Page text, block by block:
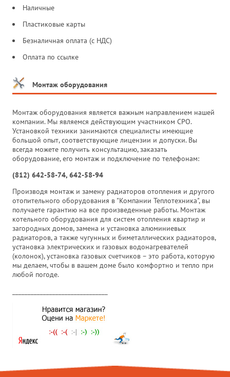
Наличные
Пластиковые карты
Безналичная оплата (с НДС)
Оплата по ссылке
Монтаж оборудования
Монтаж оборудования является важным направлением нашей
компании. Мы являемся действующим участником СРО.
Установкой техники занимаются специалисты имеющие
большой опыт, соответствующие лицензии и допуски. Вы
всегда можете получить консультацию, заказать
оборудование, его монтаж и подключение по телефонам:
(812) 642-58-74, 642-58-94
Производя монтаж и замену радиаторов отопления и другого
отопительного оборудования в "Компании Теплотехника", вы
получаете гарантию на все произведенные работы. Монтаж
котельного оборудования для систем отопления квартир и
загородных домов, замена и установка алюминиевых
радиаторов, а также чугунных и биметаллических радиаторов,
установка электрических и газовых водонагревателей
(колонок), установка газовых счетчиков – это работа, которую
мы делаем, чтобы в вашем доме было комфортно и тепло при
любой погоде.